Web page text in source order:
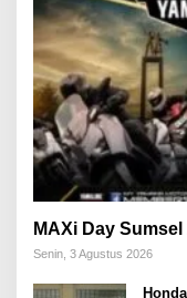
MAXi Day
Senin, 3 Agustus 2026